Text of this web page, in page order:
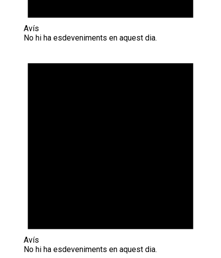
Avís
No hi ha esdeveniments en aquest dia.
Avís
No hi ha esdeveniments en aquest dia.